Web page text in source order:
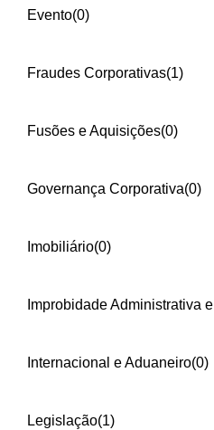
Evento(0)
Fraudes Corporativas(1)
Fusões e Aquisições(0)
Governança Corporativa(0)
Imobiliário(0)
Improbidade Administrativa
Internacional e Aduaneiro(0)
Legislação(1)